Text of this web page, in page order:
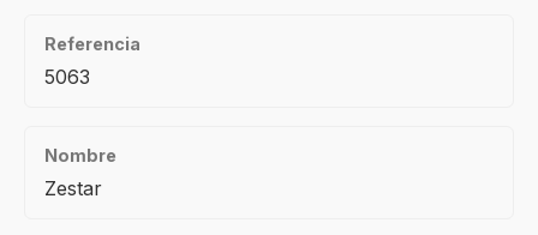
Referencia
5063
Nombre
Zestar